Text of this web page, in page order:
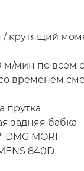
крутящий
м/мин по всем
временем
прутка
задняя бабка
DMG MORI
840D